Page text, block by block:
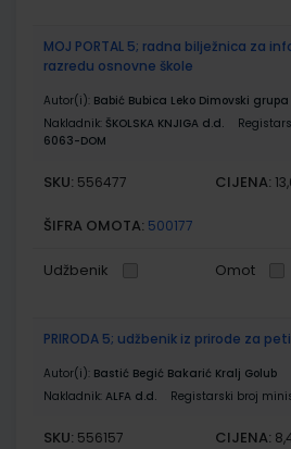
MOJ PORTAL 5; radna bilježnica za
razredu osnovne škole
Autor(i): Babić Bubica Leko Dimovski
Nakladnik: ŠKOLSKA KNJIGA d.d.
6063-DOM
SKU: 556477 CIJENA:
ŠIFRA OMOTA: 500177
Udžbenik Omot
PRIRODA 5; udžbenik iz prirode za
Autor(i): Bastić Begić Bakarić Kralj Golub
Nakladnik: ALFA d.d. Registarski broj
SKU: 556157 CIJENA: